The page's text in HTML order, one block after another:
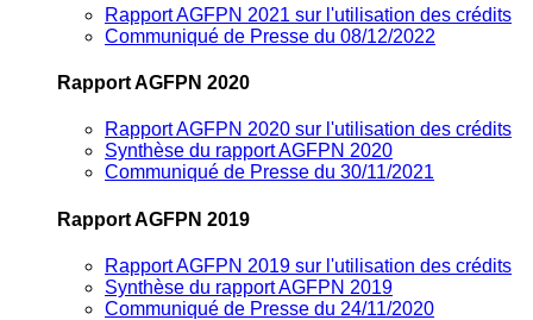
Rapport AGFPN 2021 sur l'utilisation des crédits
Communiqué de Presse du 08/12/2022
Rapport AGFPN 2020
Rapport AGFPN 2020 sur l'utilisation des crédits
Synthèse du rapport AGFPN 2020
Communiqué de Presse du 30/11/2021
Rapport AGFPN 2019
Rapport AGFPN 2019 sur l'utilisation des crédits
Synthèse du rapport AGFPN 2019
Communiqué de Presse du 24/11/2020